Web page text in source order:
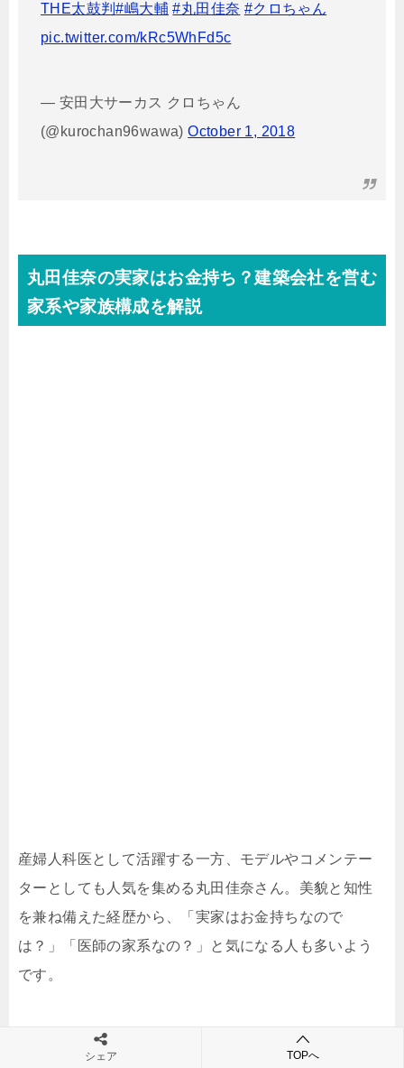
THE太鼓判#嶋大輔 #丸田佳奈 #クロちゃん
pic.twitter.com/kRc5WhFd5c
— 安田大サーカス クロちゃん
(@kurochan96wawa)October 1, 2018
丸田佳奈の実家はお金持ち？建築会社を営む
家系や家族構成を解説
産婦人科医として活躍する一方、モデルやコメンテー
ターとしても人気を集める丸田佳奈さん。美貌と知性
を兼ね備えた経歴から、「実家はお金持ちなので
は？」「医師の家系なの？」と気になる人も多いよう
です。
ここでは、丸田佳奈さんの実家や家族構成、裕福とい
シェア TOPへ